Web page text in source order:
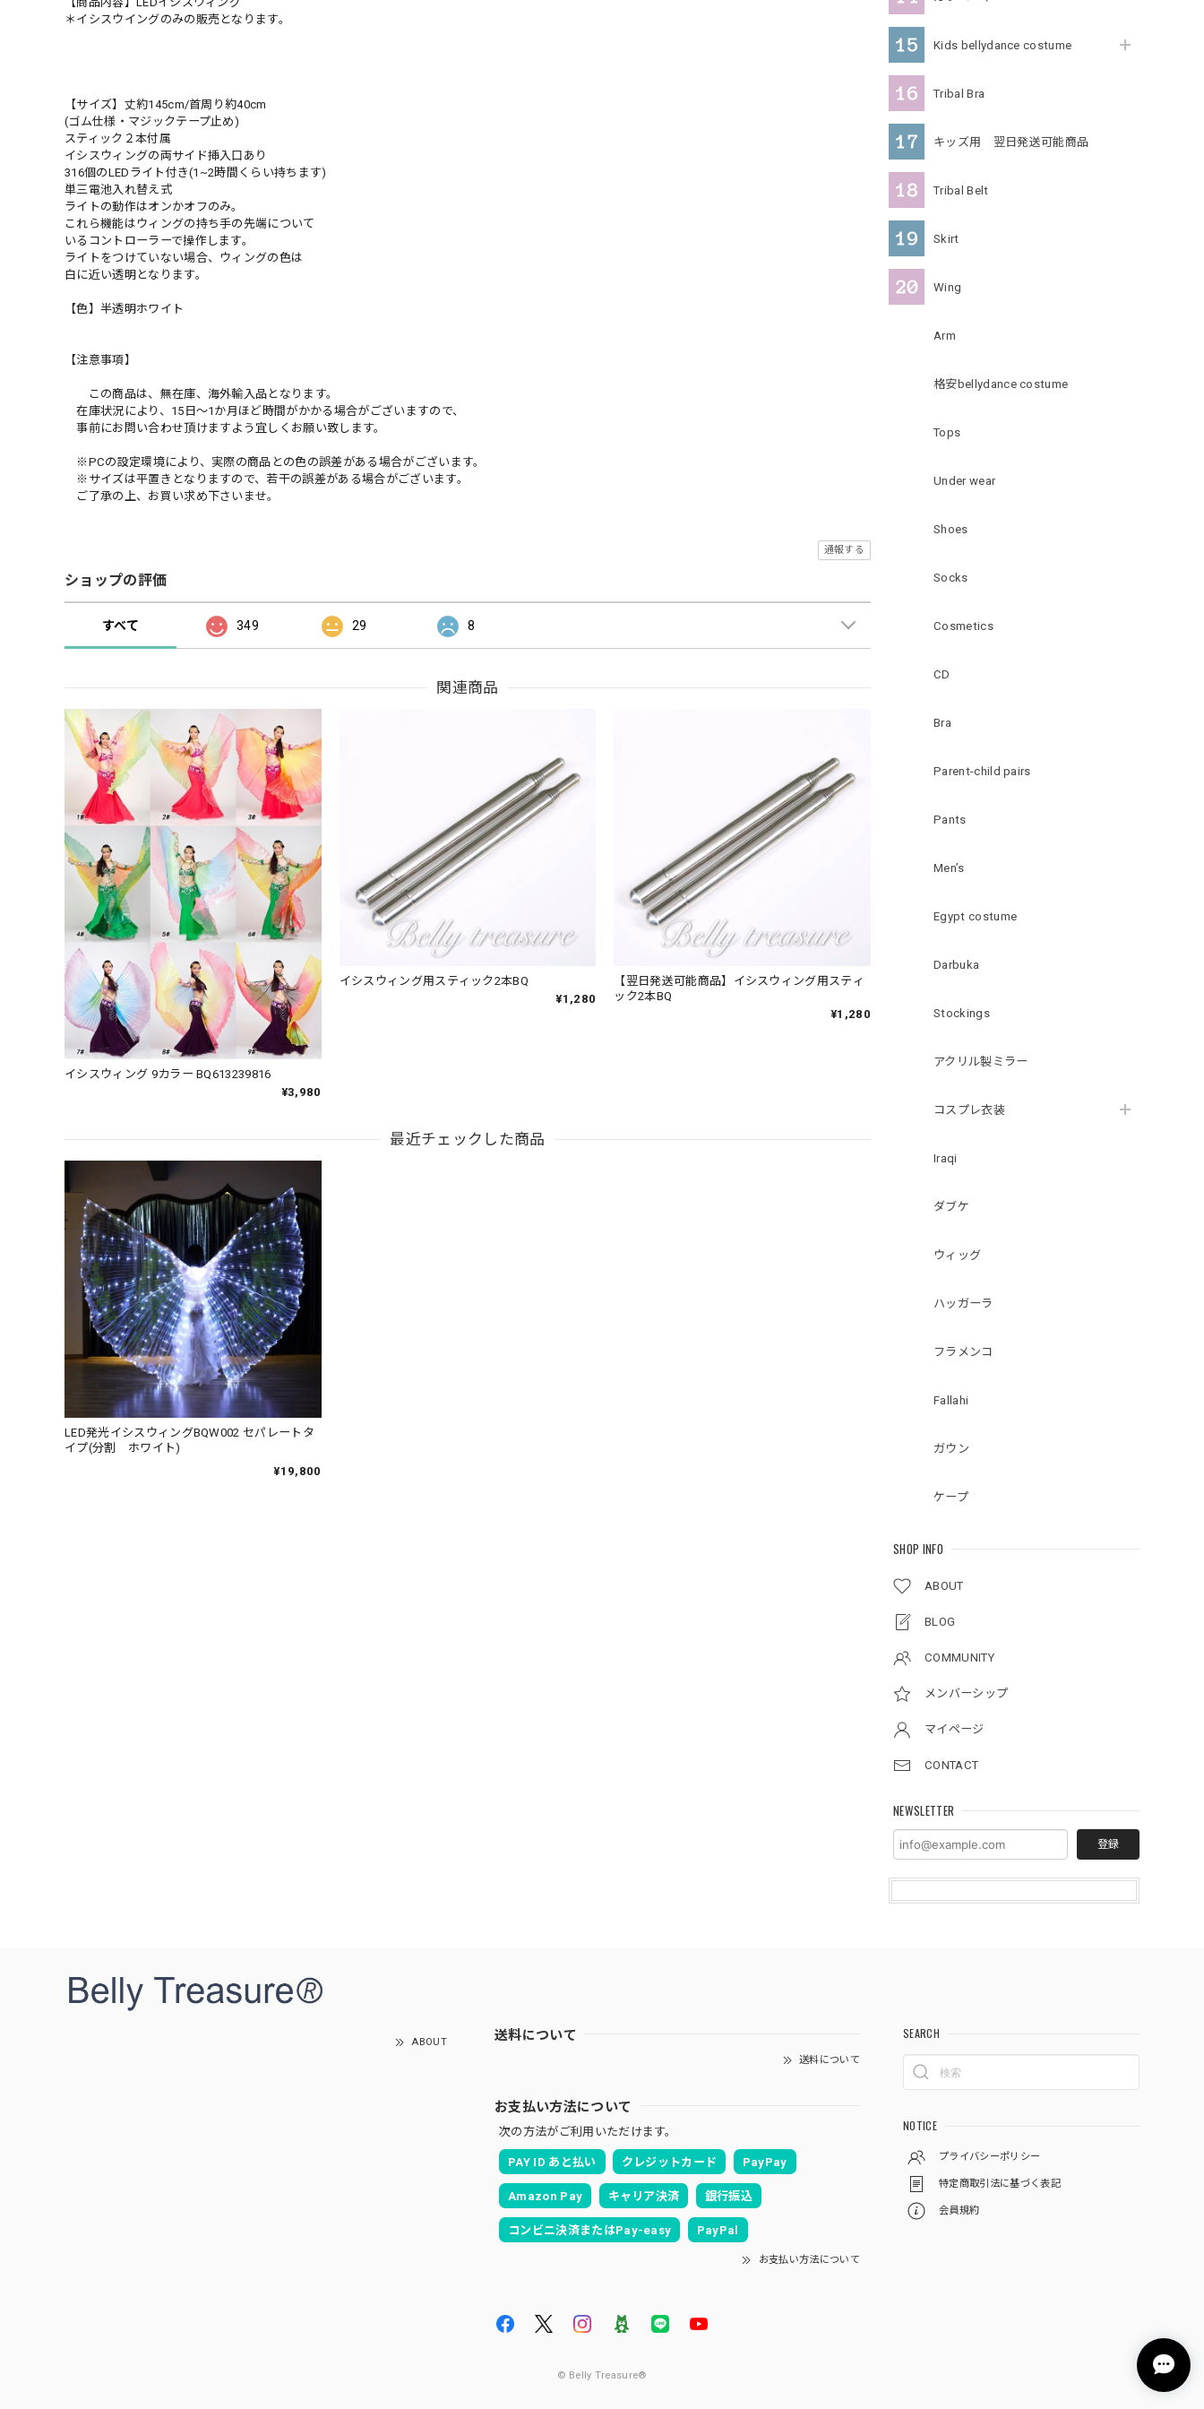
Kids bellydance costume
Tribal Bra
キッズ用 翌日発送可能商品
Tribal Belt
Skirt
Wing
Arm
格安bellydance costume
Tops
Under wear
Shoes
Socks
Cosmetics
CD
Bra
Parent-child pairs
Pants
Men’s
Egypt costume
Darbuka
Stockings
アクリル製ミラー
コスプレ衣装
Iraqi
ダブケ
ウィッグ
ハッガーラ
フラメンコ
Fallahi
ガウン
ケープ
SHOP INFO
ABOUT
BLOG
COMMUNITY
メンバーシップ
マイページ
CONTACT
NEWSLETTER
登録
＊イシスウイングのみの販売となります。
【サイズ】丈約145cm/首周り約40cm
(ゴム仕様・マジックテープ止め)
スティック２本付属
イシスウィングの両サイド挿入口あり
316個のLEDライト付き(1~2時間くらい持ちます)
単三電池入れ替え式
ライトの動作はオンかオフのみ。
これら機能はウィングの持ち手の先端について
いるコントローラーで操作します。
ライトをつけていない場合、ウィングの色は
白に近い透明となります。
【色】半透明ホワイト
【注意事項】
この商品は、無在庫、海外輸入品となります。
在庫状況により、15日～1か月ほど時間がかかる場合がございますので、
事前にお問い合わせ頂けますよう宜しくお願い致します。
※PCの設定環境により、実際の商品との色の誤差がある場合がございます。
※サイズは平置きとなりますので、若干の誤差がある場合がございます。
ご了承の上、お買い求め下さいませ。
通報する
ショップの評価
すべて 349 29 8
関連商品
イシスウィング 9カラー BQ613239816
¥3,980
イシスウィング用スティック2本BQ
¥1,280
【翌日発送可能商品】イシスウィング用スティ
ック2本BQ
¥1,280
最近チェックした商品
LED発光イシスウィングBQW002 セパレートタ
イプ(分割 ホワイト)
¥19,800
ABOUT 送料について
送料について
お支払い方法について
次の方法がご利用いただけます。
PAY ID あと払い クレジットカード PayPay
Amazon Pay キャリア決済 銀行振込
コンビニ決済またはPay-easy PayPal
お支払い方法について
SEARCH
NOTICE
プライバシーポリシー
特定商取引法に基づく表記
会員規約
© Belly Treasure®︎